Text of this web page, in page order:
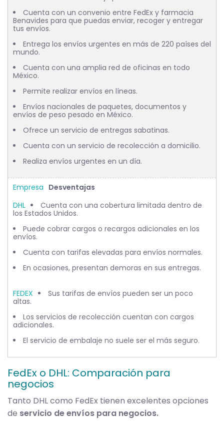
Cuenta con un convenio entre FedEx y farmacia
Benavides para que puedas enviar, recoger y entregar
tus envíos.
Entrega los envíos urgentes en más de 220 países del
mundo.
Cuenta con una amplia red de oficinas en todo
México.
Permite realizar envíos en líneas.
Envíos nacionales de paquetes, documentos y
envíos de peso pesado en México.
Ofrece un servicio de entregas sabatinas.
Cuenta con un servicio de recolección a domicilio.
Realiza envíos urgentes en un día.
Desventajas
Cuenta con una cobertura limitada dentro de
los Estados Unidos.
Puede cobrar cargos o recargos adicionales en los
envíos.
Cuenta con tarifas elevadas para envíos normales.
En ocasiones, presentan demoras en sus entregas.
Sus tarifas de envíos pueden ser un poco
altas.
Los servicios de recolección cuentan con cargos
adicionales.
El servicio de embalaje no suele ser el más seguro.
FedEx o DHL: Comparación para
negocios
Tanto DHL como FedEx tienen excelentes opciones
de servicio de envíos para negocios.